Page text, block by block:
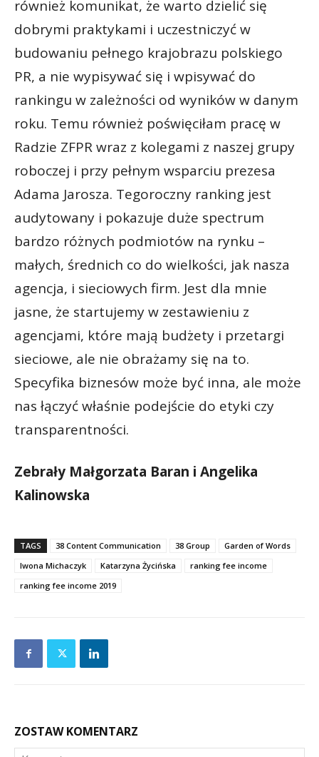
również komunikat, że warto dzielić się
dobrymi praktykami i uczestniczyć w
budowaniu pełnego krajobrazu polskiego
PR, a nie wypisywać się i wpisywać do
rankingu w zależności od wyników w danym
roku. Temu również poświęciłam pracę w
Radzie ZFPR wraz z kolegami z naszej grupy
roboczej i przy pełnym wsparciu prezesa
Adama Jarosza. Tegoroczny ranking jest
audytowany i pokazuje duże spectrum
bardzo różnych podmiotów na rynku –
małych, średnich co do wielkości, jak nasza
agencja, i sieciowych firm. Jest dla mnie
jasne, że startujemy w zestawieniu z
agencjami, które mają budżety i przetargi
sieciowe, ale nie obrażamy się na to.
Specyfika biznesów może być inna, ale może
nas łączyć właśnie podejście do etyki czy
transparentności.
Zebrały Małgorzata Baran i Angelika
Kalinowska
TAGS 38 Content Communication 38 Group
Garden of Words
Iwona Michaczyk
Katarzyna Życińska
ranking fee income
ranking fee income 2019
ZOSTAW KOMENTARZ